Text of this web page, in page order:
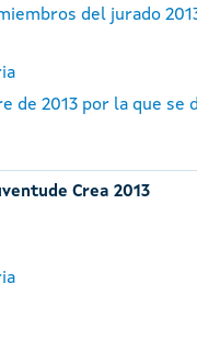
del jurado
de 2013 por la que se
Crea 2013